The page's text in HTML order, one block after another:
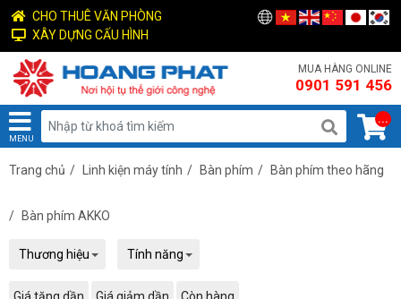
CHO THUÊ VĂN PHÒNG
XÂY DỰNG CẤU HÌNH
MUA HÀNG ONLINE
0901 591 456
MENU
...
Trang chủ / Linh kiện máy tính / Bàn phím / Bàn phím theo hãng
/ Bàn phím AKKO
Thương hiệu Tính năng
Giá tăng dần Giá giảm dần Còn hàng